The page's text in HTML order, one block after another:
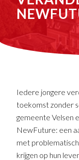
Iedere jongere
toekomst zonder
gemeente Velsen
NewFuture: een
met
krijgen op hun